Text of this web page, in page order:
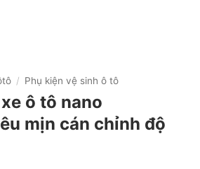
/ Phụ kiện vệ sinh ô tô
ô tô nano
mịn cán chỉnh độ